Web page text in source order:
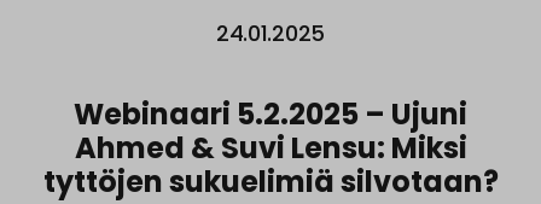
24.01.2025
Webinaari 5.2.2025 – Ujuni
Ahmed & Suvi Lensu: Miksi
tyttöjen sukuelimiä silvotaan?